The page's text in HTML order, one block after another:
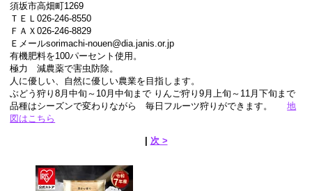
須坂市高畑町1269
ＴＥＬ026-246-8550
ＦＡＸ026-246-8829
Ｅメールsorimachi-nouen@dia.janis.or.jp
有機肥料を100パーセント使用。
極力 減農薬で害虫防除。
人に優しい、自然に優しい農業を目指します。
ぶどう狩り8月中旬～10月中旬まで りんご狩り9月上旬～11月下旬まで
品種はシーズンで変わりながら 毎日フルーツ狩りができます。地
図はこちら
次 >